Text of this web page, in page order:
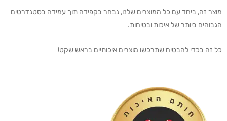
מוצר זה, ביחד עם כל המוצרים שלנו, נבחר בקפידה תוך עמידה בסטנדרטים
הגבוהים ביותר של איכות ובטיחות.
כל זה בכדי להבטיח שתרכשו מוצרים איכותיים בראש שקט!